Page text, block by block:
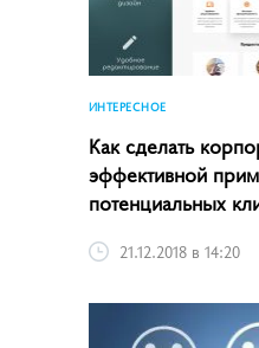
ИНТЕРЕСНОЕ
Как сделать
эффективной
потенциальных
21.12.2018 в 14:20